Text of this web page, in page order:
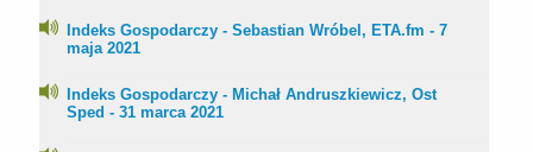
Indeks Gospodarczy - Sebastian Wróbel, ETA.fm - 7
maja 2021
Indeks Gospodarczy - Michał Andruszkiewicz, Ost
Sped - 31 marca 2021